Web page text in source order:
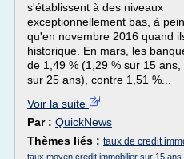
s'établissent à des niveaux
exceptionnellement bas, à
qu'en novembre 2016 quand
historique. En mars, les
de 1,49 % (1,29 % sur 15
sur 25 ans), contre 1,51 %...
Voir la suite
Par : QuickNews
Thèmes liés : taux de credit
taux moyen credit immobilier sur 15 ans